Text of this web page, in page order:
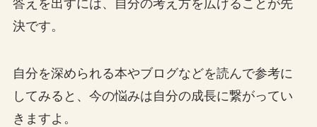
答えを出すには、自分の考え方を広げることが先
決です。
自分を深められる本やブログなどを読んで参考に
してみると、今の悩みは自分の成長に繋がってい
きますよ。